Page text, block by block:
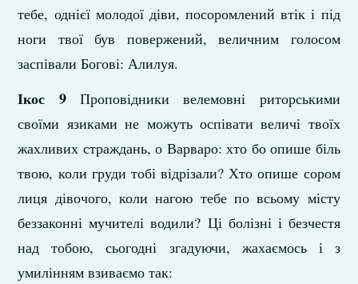
тебе, однієї молодої діви, посоромлений втік і під
ноги твої був повержений, величним голосом
заспівали Богові: Алилуя.
Ікос 9Проповідники велемовні риторськими
своїми язиками не можуть оспівати величі твоїх
жахливих страждань, о Варваро: хто бо опише біль
твою, коли груди тобі відрізали? Хто опише сором
лиця дівочого, коли нагою тебе по всьому місту
беззаконні мучителі водили? Ці болізні і безчестя
над тобою, сьогодні згадуючи, жахаємось і з
умилінням взиваємо так: